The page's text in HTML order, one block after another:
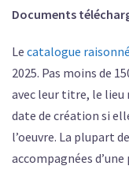
Documents
Le catalogue
2025. Pas moins de
avec leur titre, le lieu
date de création si
l’oeuvre. La plupart
accompagnées